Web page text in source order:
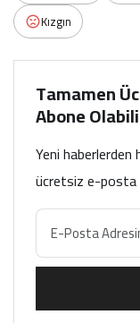
Kızgın
Tamamen
Abone
Yeni haberlerden
ücretsiz e-posta